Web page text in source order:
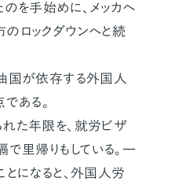
を手始めに、メッカへ
ロックダウンへと続
国が依存する外国人
ある。
た年限を、就労ビザ
里帰りもしている。一
とになると、外国人労